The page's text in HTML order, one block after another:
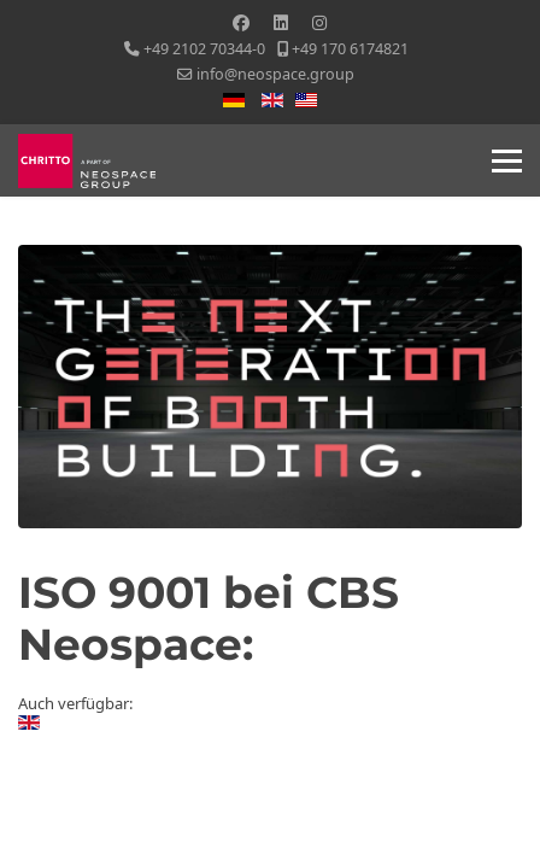
+49 2102 70344-0
+49 170 6174821
info@neospace.group
Sprache auswählen
ISO 9001 bei CBS
Neospace:
Auch verfügbar: